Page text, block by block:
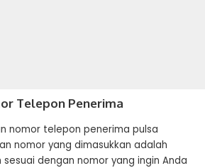
Telepon Penerima
nomor telepon penerima pulsa
nomor yang dimasukkan adalah
dengan nomor yang ingin Anda